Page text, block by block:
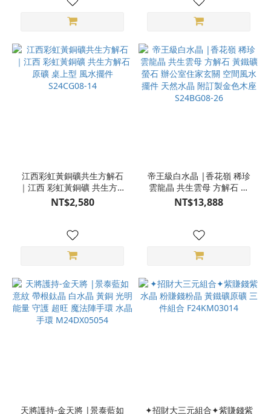
江西彩虹黃銅礦共生方解石
｜江西 彩虹黃銅礦 共生方解
石 原礦 桌上型 風水擺件
S24CG08-14
NT$2,580
帝王級白水晶 |香花嶺 稀珍
雲龍晶 共生雲母 方解石 黃
鐵礦 螢石 辦公室住家玄關
空間風水擺件 天然水晶 附訂
NT$13,888
天將護持-金天將 |景泰藍如 ✦招財大三元組合✦紫賺錢紫